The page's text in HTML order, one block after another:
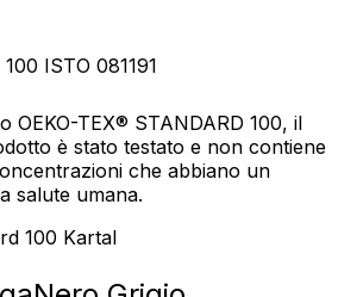
ISTO 081191
OEKO-TEX® STANDARD 100, il
è stato testato e non contiene
che abbiano un
salute umana.